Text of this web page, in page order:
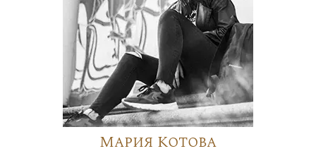
Мария Котова